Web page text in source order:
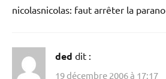
nicolasnicolas: faut arrêter la parano
ded dit :
19 décembre 2006 à 17:17